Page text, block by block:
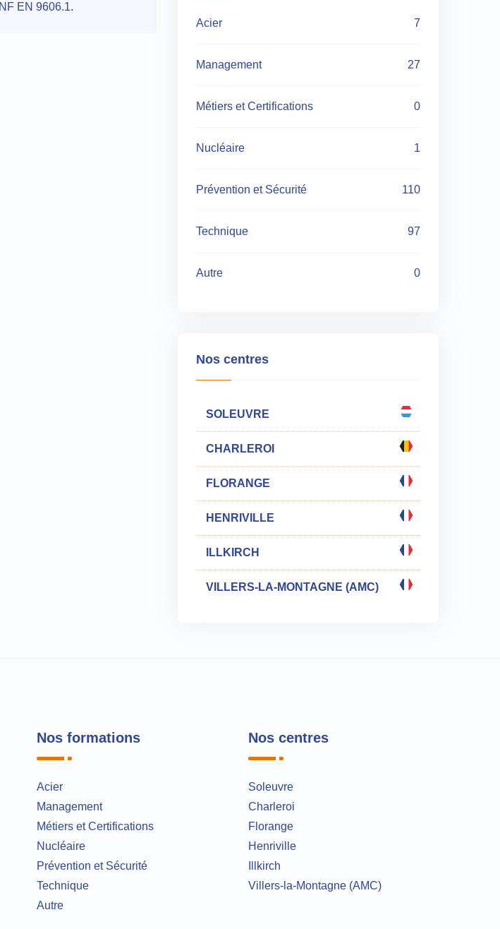
EN 9606.1.
Acier 7
Management 27
Métiers et Certifications 0
Nucléaire 1
Prévention et Sécurité 110
Technique 97
Autre 0
Nos centres
SOLEUVRE
CHARLEROI
FLORANGE
HENRIVILLE
ILLKIRCH
VILLERS-LA-MONTAGNE (AMC)
Nos formations
Acier
Management
Métiers et Certifications
Nucléaire
Prévention et Sécurité
Technique
Autre
Nos centres
Soleuvre
Charleroi
Florange
Henriville
Illkirch
Villers-la-Montagne (AMC)